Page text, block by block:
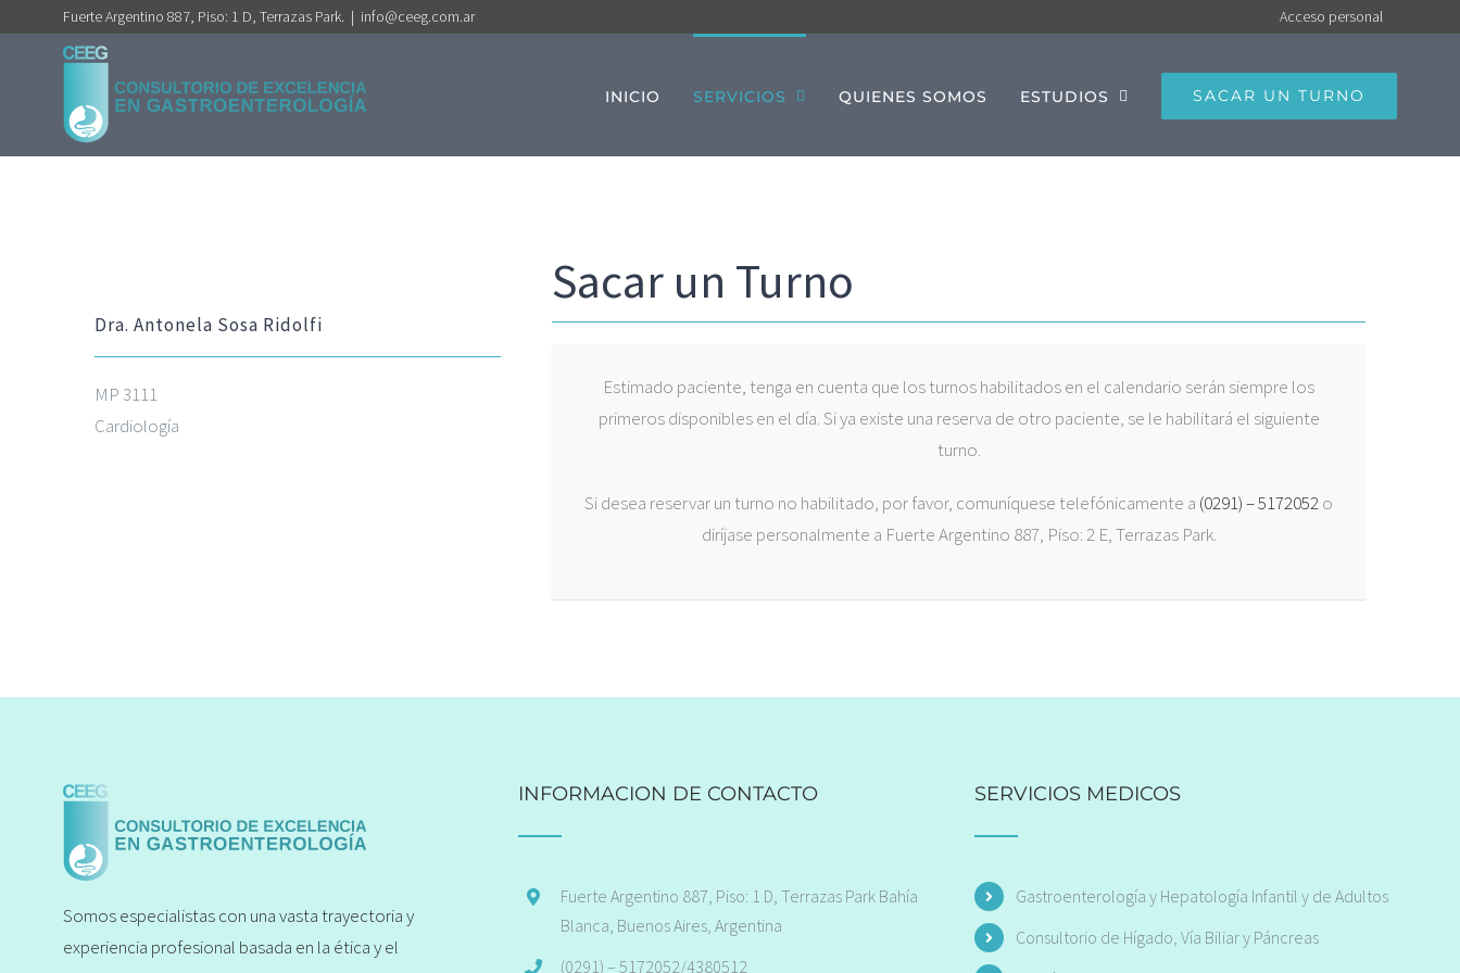
Fuerte Argentino 887, Piso: 1 D, Terrazas Park. | info@ceeg.com.ar Acceso personal
INICIO SERVICIOS QUIENES SOMOS ESTUDIOS SACAR UN TURNO
Dra. Antonela Sosa Ridolfi
MP 3111
Cardiología
Sacar un Turno
Estimado paciente, tenga en cuenta que los turnos habilitados en el calendario serán siempre los
primeros disponibles en el día. Si ya existe una reserva de otro paciente, se le habilitará el siguiente
turno.
Si desea reservar un turno no habilitado, por favor, comuníquese telefónicamente a (0291) – 5172052o
diríjase personalmente a Fuerte Argentino 887, Piso: 2 E, Terrazas Park.
Somos especialistas con una vasta trayectoria y
experiencia profesional basada en la ética y el
INFORMACION DE CONTACTO
Fuerte Argentino 887, Piso: 1 D, Terrazas Park Bahía
Blanca, Buenos Aires, Argentina
(0291) – 5172052/4380512
SERVICIOS MEDICOS
Gastroenterología y Hepatología Infantil y de Adultos
Consultorio de Hígado, Vía Biliar y Páncreas